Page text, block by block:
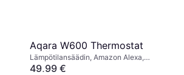
Aqara W600 Thermostat
Lämpötilansäädin, Amazon Alexa,
Google Assistant, Apple Siri
49,99 €